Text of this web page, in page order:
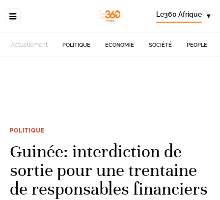
Le360 Afrique ▾
Actuellement POLITIQUE ECONOMIE SOCIÉTÉ PEOPLE
POLITIQUE
Guinée: interdiction de
sortie pour une trentaine
de responsables financiers